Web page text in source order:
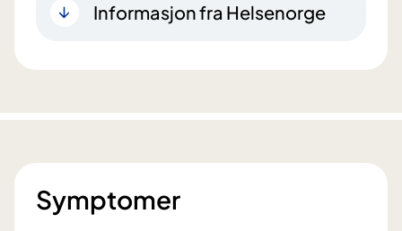
Informasjon fra Helsenorge
Symptomer